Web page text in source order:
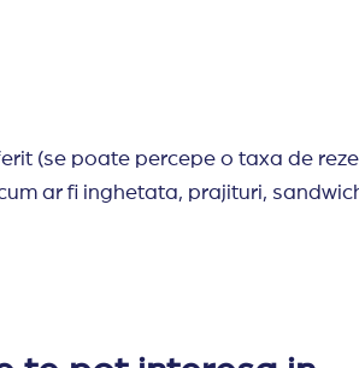
magazin de suveniruri,
lobby bar, Lotus Bbr, Sotto
aerobic, mini golf), sporturi
(se poate percepe o taxa de
ar fi inghetata, prajituri,
limita disponbilitatii), sezlonguri si